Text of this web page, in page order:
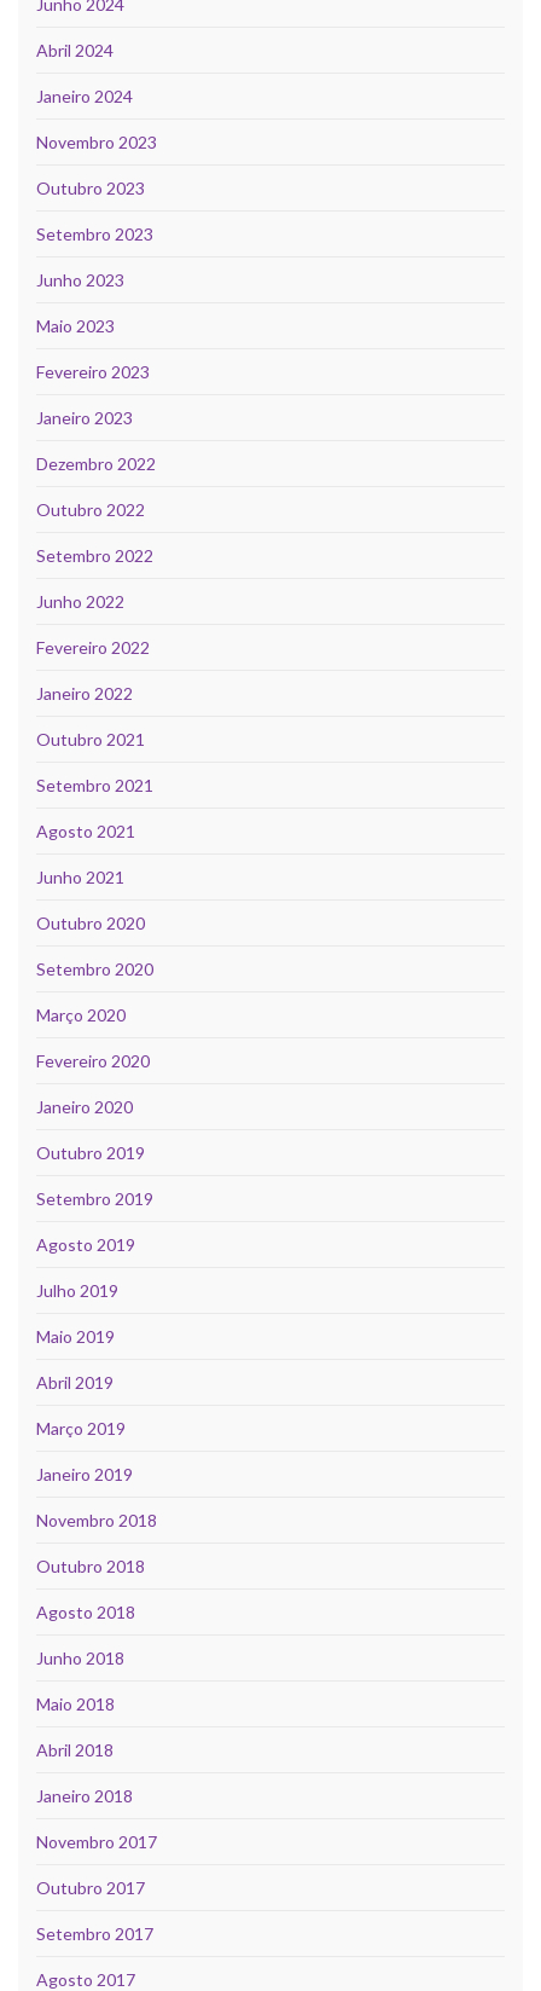
Abril 2024
Janeiro 2024
Novembro 2023
Outubro 2023
Setembro 2023
Junho 2023
Maio 2023
Fevereiro 2023
Janeiro 2023
Dezembro 2022
Outubro 2022
Setembro 2022
Junho 2022
Fevereiro 2022
Janeiro 2022
Outubro 2021
Setembro 2021
Agosto 2021
Junho 2021
Outubro 2020
Setembro 2020
Março 2020
Fevereiro 2020
Janeiro 2020
Outubro 2019
Setembro 2019
Agosto 2019
Julho 2019
Maio 2019
Abril 2019
Março 2019
Janeiro 2019
Novembro 2018
Outubro 2018
Agosto 2018
Junho 2018
Maio 2018
Abril 2018
Janeiro 2018
Novembro 2017
Outubro 2017
Setembro 2017
Agosto 2017